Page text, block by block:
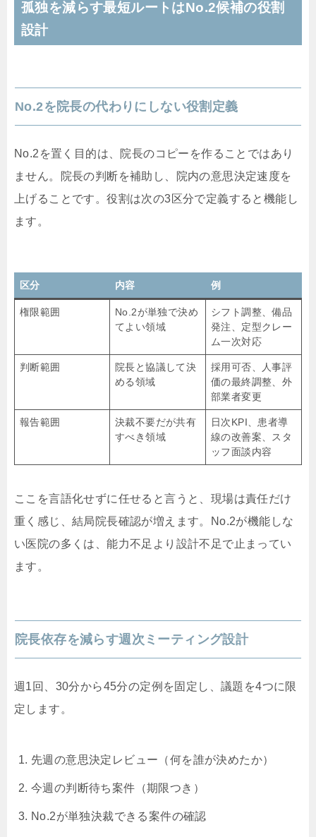
孤独を減らす最短ルートはNo.2候補の役割
設計
No.2を院長の代わりにしない役割定義
No.2を置く目的は、院長のコピーを作ることではあり
ません。院長の判断を補助し、院内の意思決定速度を
上げることです。役割は次の3区分で定義すると機能し
ます。
区分 内容 例
権限範囲
No.2が単独で決め
てよい領域
シフト調整、備品
発注、定型クレー
ム一次対応
判断範囲
院長と協議して決
める領域
採用可否、人事評
価の最終調整、外
部業者変更
報告範囲
決裁不要だが共有
すべき領域
日次KPI、患者導
線の改善案、スタ
ッフ面談内容
ここを言語化せずに任せると言うと、現場は責任だけ
重く感じ、結局院長確認が増えます。No.2が機能しな
い医院の多くは、能力不足より設計不足で止まってい
ます。
院長依存を減らす週次ミーティング設計
週1回、30分から45分の定例を固定し、議題を4つに限
定します。
先週の意思決定レビュー（何を誰が決めたか）
今週の判断待ち案件（期限つき）
No.2が単独決裁できる案件の確認